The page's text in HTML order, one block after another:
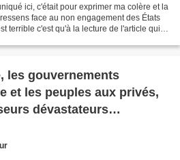
ici, c'était pour exprimer ma colère et la
face au non engagement des États
terrible c'est qu'à la lecture de l'article qui
les gouvernements
et les peuples aux privés,
dévastateurs